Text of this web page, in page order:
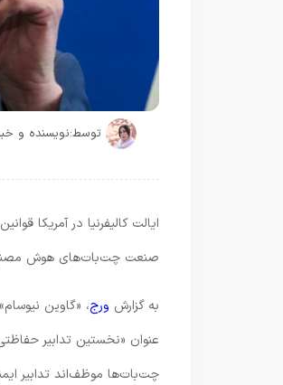
توسط:نویسنده و
ایالت کالیفرنیا در آمریکا
صنعت چت‌بات‌های هوش
به گزارش ورج
عنوان «نخستین تدابیر
چت‌بات‌ها موظف‌اند تدابیر